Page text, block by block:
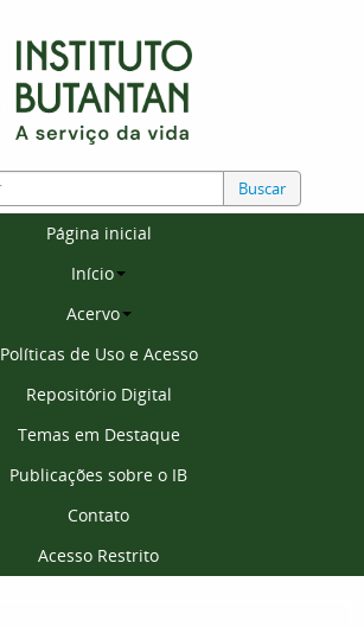
Buscar
Página inicial
Início
Acervo
Políticas de Uso e Acesso
Repositório Digital
Temas em Destaque
Publicações sobre o IB
Contato
Acesso Restrito